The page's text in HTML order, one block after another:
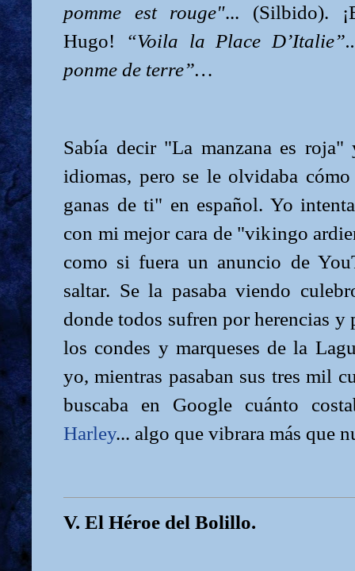
pomme est rouge"... (Silbido).
Hugo!
“Voila la Place
ponme de terre”…
Sabía decir "La manzana es roja"
idiomas, pero se le olvidaba
ganas de ti" en español. Yo
con mi mejor cara de "vikingo
como si fuera un anuncio de
saltar. Se la pasaba viendo
donde todos sufren por herencias y
los condes y marqueses de la
yo, mientras pasaban sus tres mil
buscaba en Google cuánto
Harley... algo que vibrara más que
V. El Héroe del Bolillo.